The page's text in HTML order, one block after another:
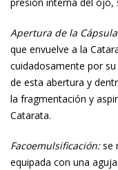
Apertura de la
que envuelve a la
cuidadosamente por
de esta abertura y
la fragmentación y
Catarata.
Facoemulsificación:se
equipada con una